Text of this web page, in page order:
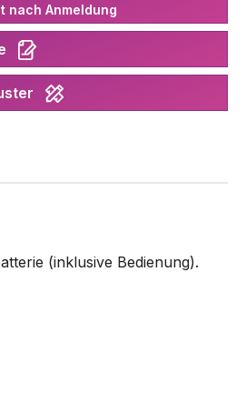
nach Anmeldung
(inklusive Bedienung).